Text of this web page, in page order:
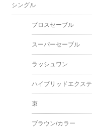
シングル
プロスセーブル
スーパーセーブル
ラッシュワン
ハイブリッドエクステ
束
ブラウン/カラー